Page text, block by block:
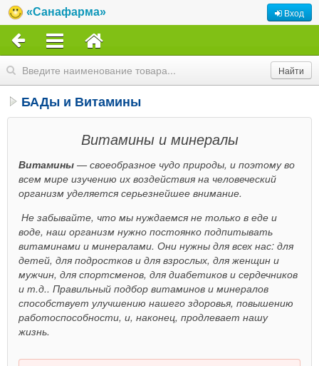
«Санафарма» Вход
БАДы и Витамины
Витамины и минералы
Витамины — своеобразное чудо природы, и поэтому во
всем мире изучению их воздействия на человеческий
организм уделяется серьезнейшее внимание.
Не забывайте, что мы нуждаемся не только в еде и
воде, наш организм нужно постоянко подпитывать
витаминами и минералами. Они нужны для всех нас: для
детей, для подростков и для взрослых, для женщин и
мужчин, для спортсменов, для диабетиков и сердечников
и т.д.. Правильный подбор витаминов и минералов
способствует улучшению нашего здоровья, повышению
работоспособности, и, наконец, продлевает нашу
жизнь.